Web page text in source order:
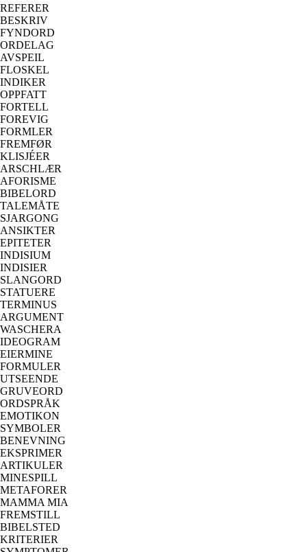
REFERER
BESKRIV
FYNDORD
ORDELAG
AVSPEIL
FLOSKEL
INDIKER
OPPFATT
FORTELL
FOREVIG
FORMLER
FREMFØR
KLISJÉER
ARSCHLÆR
AFORISME
BIBELORD
TALEMÅTE
SJARGONG
ANSIKTER
EPITETER
INDISIUM
INDISIER
SLANGORD
STATUERE
TERMINUS
ARGUMENT
WASCHERA
IDEOGRAM
EIERMINE
FORMULER
UTSEENDE
GRUVEORD
ORDSPRÅK
EMOTIKON
SYMBOLER
BENEVNING
EKSPRIMER
ARTIKULER
MINESPILL
METAFORER
MAMMA MIA
FREMSTILL
BIBELSTED
KRITERIER